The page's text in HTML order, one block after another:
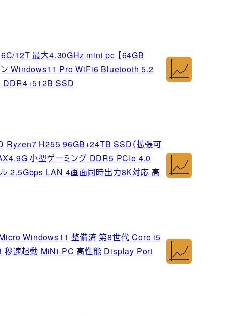
12T 最大4.30GHz mini pc 【64GB
ン Windows11 Pro WiFi6 Bluetooth 5.2
DDR4+512B SSD
Ryzen7 H255 96GB+24TB SSD（拡張可
小型ゲーミング DDR5 PCIe 4.0
2.5Gbps LAN 4画面同時出力8K対応 高
Windows11 整備済 第8世代 Core i5
秒速起動 MiNi PC 高性能 Display Port